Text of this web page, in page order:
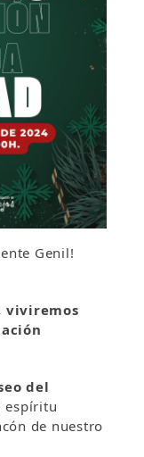
Genil!
viviremos
del
espíritu
de nuestro